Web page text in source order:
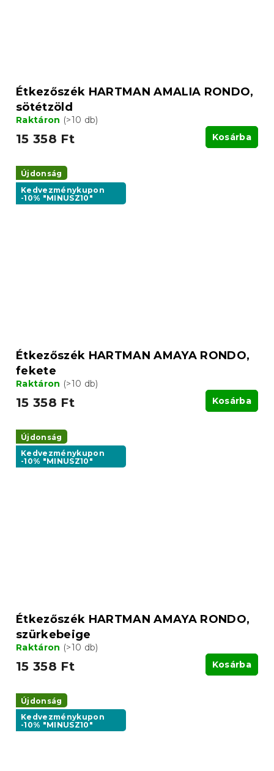
Étkezőszék HARTMAN AMALIA RONDO,
sötétzöld
Raktáron (>10 db)
15 358 Ft Kosárba
Újdonság
Kedvezménykupon
-10% "MINUSZ10"
Étkezőszék HARTMAN AMAYA RONDO,
fekete
Raktáron (>10 db)
15 358 Ft Kosárba
Újdonság
Kedvezménykupon
-10% "MINUSZ10"
Étkezőszék HARTMAN AMAYA RONDO,
szürkebeige
Raktáron (>10 db)
15 358 Ft Kosárba
Újdonság
Kedvezménykupon
-10% "MINUSZ10"